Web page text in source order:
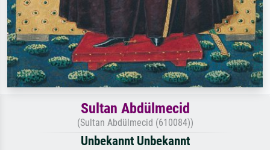
Sultan Abdülmecid
(Sultan Abdülmecid (610084))
Unbekannt Unbekannt